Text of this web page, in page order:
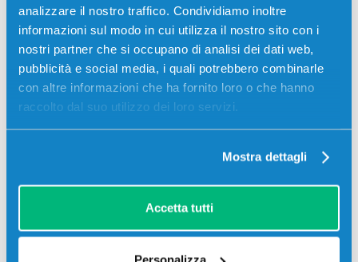
analizzare il nostro traffico. Condividiamo inoltre
informazioni sul modo in cui utilizza il nostro sito con i
nostri partner che si occupano di analisi dei dati web,
pubblicità e social media, i quali potrebbero combinarle
con altre informazioni che ha fornito loro o che hanno
raccolto dal suo utilizzo dei loro servizi.
Mostra dettagli
Accetta tutti